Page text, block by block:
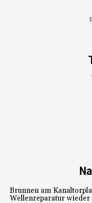
Brunnen am
Wellenreparatur